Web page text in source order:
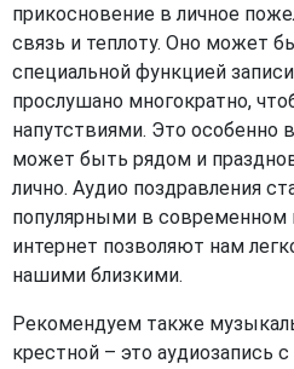
прикосновение в личное
связь и теплоту. Оно может
специальной функцией
прослушано многократно,
напутствиями. Это особенно
может быть рядом и
лично. Аудио поздравления
популярными в современном
интернет позволяют нам
нашими близкими.
Рекомендуем также
крестной – это аудиозапись